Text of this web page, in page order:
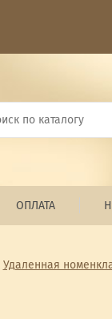
ОПЛАТА
Удаленная